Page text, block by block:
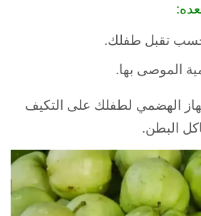
حسب تقبل طفلك.
الموصى بها.
الهضمي لطفلك على التكيف
البطن.